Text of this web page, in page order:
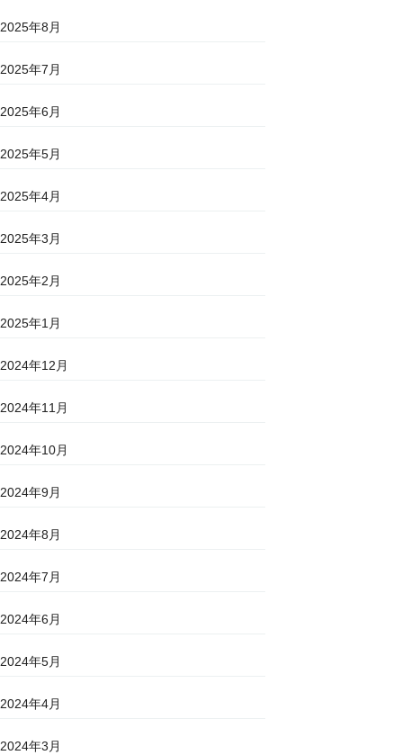
2025年8月
2025年7月
2025年6月
2025年5月
2025年4月
2025年3月
2025年2月
2025年1月
2024年12月
2024年11月
2024年10月
2024年9月
2024年8月
2024年7月
2024年6月
2024年5月
2024年4月
2024年3月